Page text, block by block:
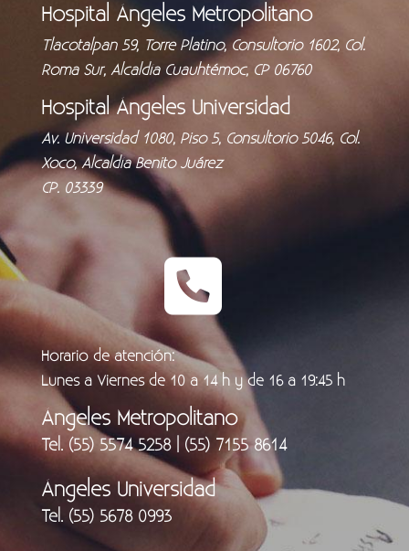
Hospital Ángeles Metropolitano
Tlacotalpan 59, Torre Platino, Consultorio 1602, Col.
Roma Sur, Alcaldía Cuauhtémoc, CP 06760
Hospital Ángeles Universidad
Av. Universidad 1080, Piso 5, Consultorio 5046, Col.
Xoco, Alcaldía Benito Juárez
CP. 03339
Horario de atención:
Lunes a Viernes de 10 a 14 h y de 16 a 19:45 h
Ángeles Metropolitano
Tel. (55) 5574 5258 | (55) 7155 8614
Ángeles Universidad
Tel. (55) 5678 0993